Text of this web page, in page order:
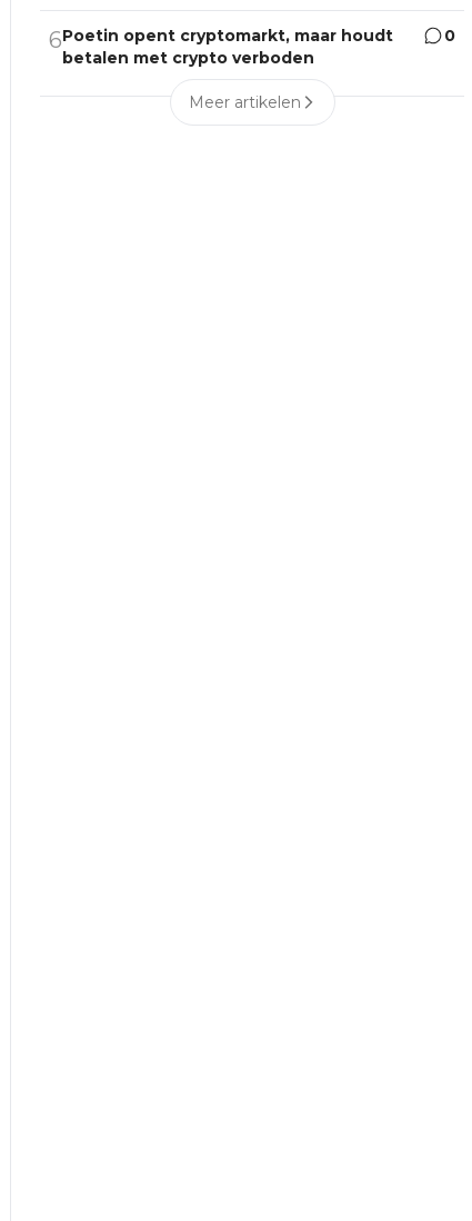
6Poetin opent cryptomarkt, maar houdt
betalen met crypto verboden
0
Meer artikelen